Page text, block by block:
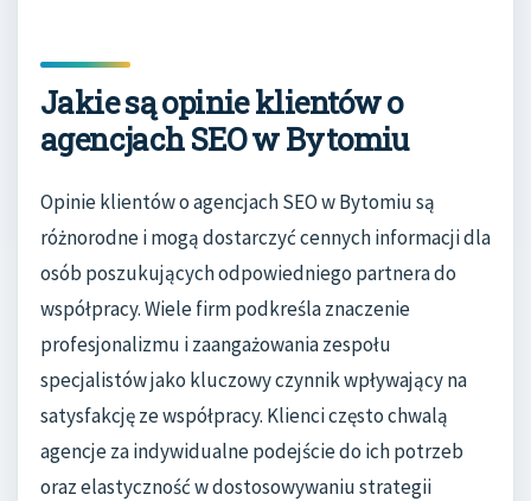
Jakie są opinie klientów o
agencjach SEO w Bytomiu
Opinie klientów o agencjach SEO w Bytomiu są
różnorodne i mogą dostarczyć cennych informacji dla
osób poszukujących odpowiedniego partnera do
współpracy. Wiele firm podkreśla znaczenie
profesjonalizmu i zaangażowania zespołu
specjalistów jako kluczowy czynnik wpływający na
satysfakcję ze współpracy. Klienci często chwalą
agencje za indywidualne podejście do ich potrzeb
oraz elastyczność w dostosowywaniu strategii